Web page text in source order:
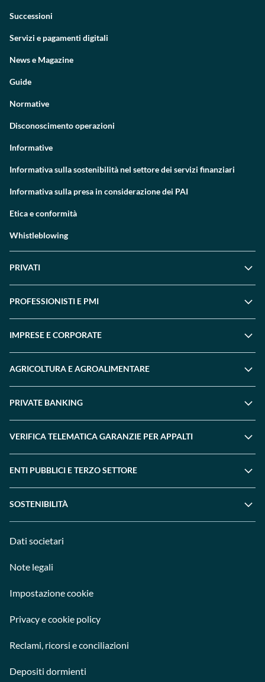
Successioni
Servizi e pagamenti digitali
News e Magazine
Guide
Normative
Disconoscimento operazioni
Informative
Informativa sulla sostenibilità nel settore dei servizi finanziari
Informativa sulla presa in considerazione dei PAI
Etica e conformità
Whistleblowing
PRIVATI
PROFESSIONISTI E PMI
IMPRESE E CORPORATE
AGRICOLTURA E AGROALIMENTARE
PRIVATE BANKING
VERIFICA TELEMATICA GARANZIE PER APPALTI
ENTI PUBBLICI E TERZO SETTORE
SOSTENIBILITÀ
Dati societari
Note legali
Impostazione cookie
Privacy e cookie policy
Reclami, ricorsi e conciliazioni
Depositi dormienti